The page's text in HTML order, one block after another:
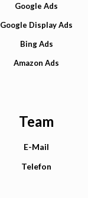
Google Ads
Google Display Ads
Bing Ads
Amazon Ads
Team
E-Mail
Telefon